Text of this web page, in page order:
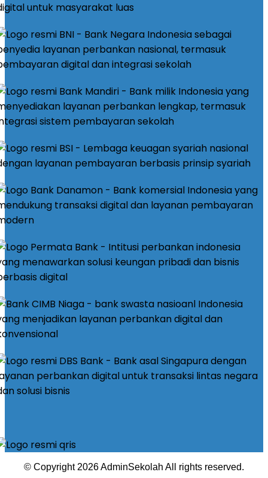
© Copyright 2026 AdminSekolah All rights reserved.